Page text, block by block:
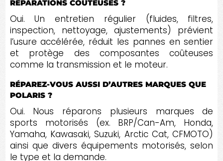
RÉPARATIONS COÛTEUSES ?
Oui. Un entretien régulier (fluides, filtres,
inspection, nettoyage, ajustements) prévient
l’usure accélérée, réduit les pannes en sentier
et protège des composantes coûteuses
comme la transmission et le moteur.
RÉPAREZ-VOUS AUSSI D’AUTRES MARQUES QUE
POLARIS ?
Oui. Nous réparons plusieurs marques de
sports motorisés (ex. BRP/Can-Am, Honda,
Yamaha, Kawasaki, Suzuki, Arctic Cat, CFMOTO)
ainsi que divers équipements motorisés, selon
le type et la demande.